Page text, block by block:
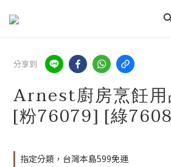
分享到
Arnest廚房烹飪用
[粉76079] [綠
指定分類，台灣本島599免運